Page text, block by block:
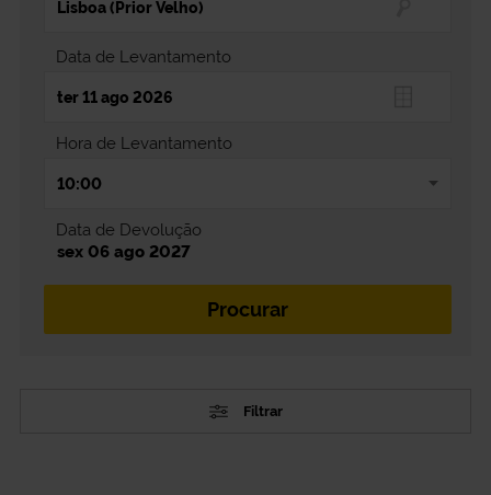
Data de Levantamento
Hora de Levantamento
Data de Devolução
sex 06 ago 2027
Filtrar